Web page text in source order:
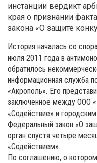
инстанции вердикт
края о признании
закона «О защите
История началась со
июля 2011 года в
обратилось
информационная служба
«Акрополь». Его
заключенное между ООО
«Содействие» и
Федеральный закон «О
орган спустя четыре
«Содействием».
По соглашению, о